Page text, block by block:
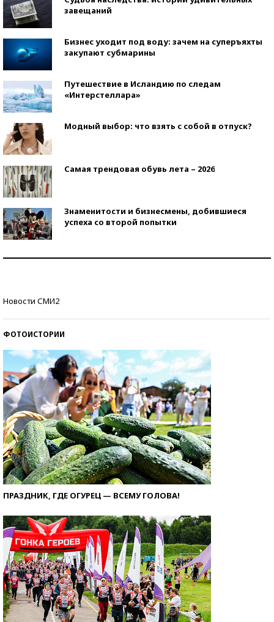
завещаний
Бизнес уходит под воду: зачем на суперъяхты
закупают субмарины
Путешествие в Исландию по следам
«Интерстеллара»
Модный выбор: что взять с собой в отпуск?
Самая трендовая обувь лета – 2026
Знаменитости и бизнесмены, добившиеся
успеха со второй попытки
Новости СМИ2
ФОТОИСТОРИИ
ПРАЗДНИК, ГДЕ ОГУРЕЦ — ВСЕМУ ГОЛОВА!